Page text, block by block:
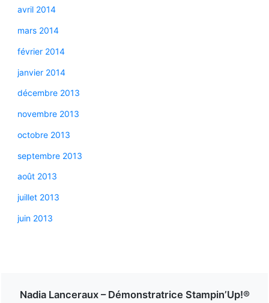
avril 2014
mars 2014
février 2014
janvier 2014
décembre 2013
novembre 2013
octobre 2013
septembre 2013
août 2013
juillet 2013
juin 2013
Nadia Lanceraux – Démonstratrice Stampin’Up!®